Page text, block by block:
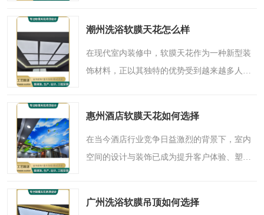
案，那么“软膜吊顶..
潮州洗浴软膜天花怎么样
在现代室内装修中，软膜天花作为一种新型装
饰材料，正以其独特的优势受到越来越多人的
为提升居住体验与视..
惠州酒店软膜天花如何选择
在当今酒店行业竞争日益激烈的背景下，室内
空间的设计与装饰已成为提升客户体验、塑造
氛围与格调。软膜天..
广州洗浴软膜吊顶如何选择